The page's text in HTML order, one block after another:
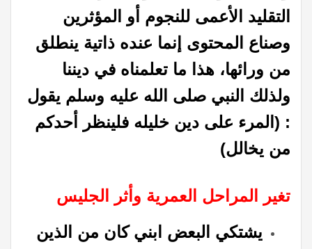
التقليد الأعمى للنجوم أو المؤثرين
وصناع المحتوى إنما عنده ذاتية ينطلق
من ورائها، هذا ما تعلمناه في ديننا
ولذلك النبي صلى الله عليه وسلم يقول
: (المرء على دين خليله فلينظر أحدكم
من يخالل)
تغير المراحل العمرية وأثر الجليس
يشتكي البعض ابني كان من الذين